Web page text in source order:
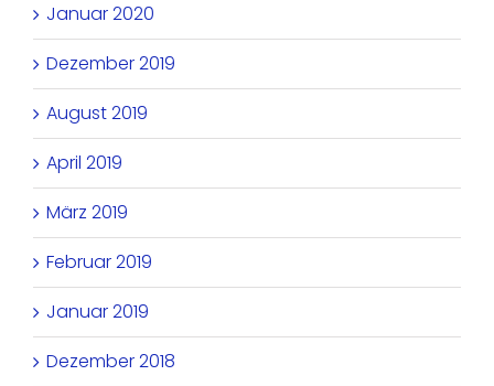
Januar 2020
Dezember 2019
August 2019
April 2019
März 2019
Februar 2019
Januar 2019
Dezember 2018